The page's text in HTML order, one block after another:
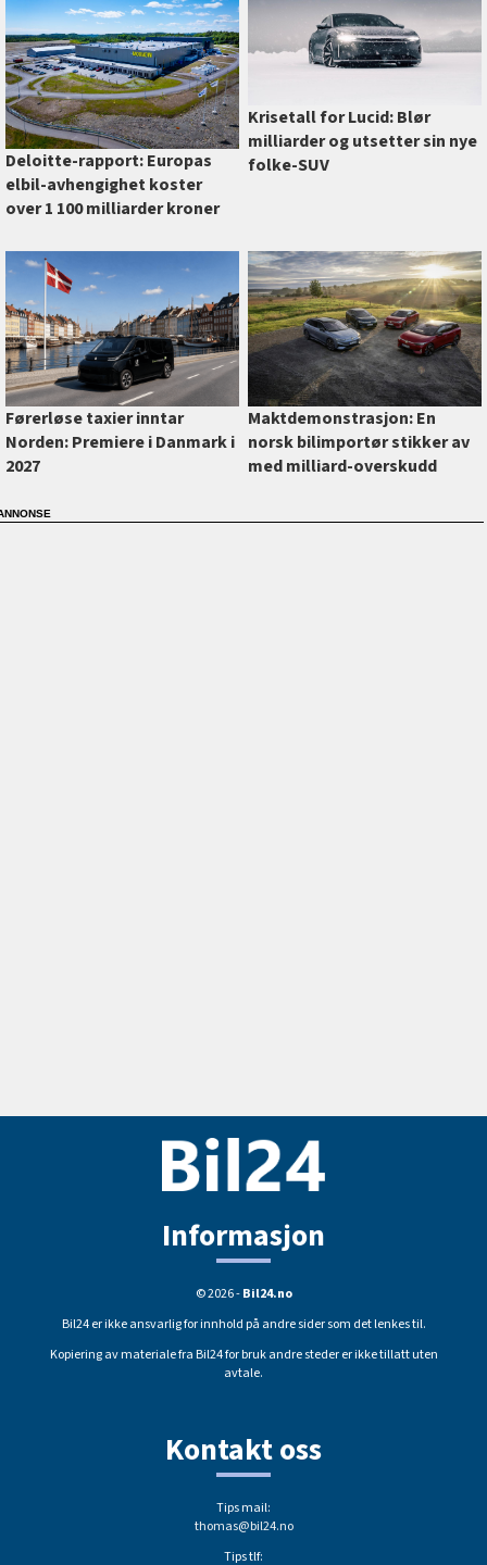
Deloitte-rapport: Europas
elbil-avhengighet koster
over 1 100 milliarder kroner
Krisetall for Lucid: Blør
milliarder og utsetter sin nye
folke-SUV
Førerløse taxier inntar
Norden: Premiere i Danmark i
2027
Maktdemonstrasjon: En
norsk bilimportør stikker av
med milliard-overskudd
Informasjon
© 2026 -Bil24.no
Bil24 er ikke ansvarlig for innhold på andre sider som det lenkes til.
Kopiering av materiale fra Bil24 for bruk andre steder er ikke tillatt uten
avtale.
Kontakt oss
Tips mail:
thomas@bil24.no
Tips tlf: